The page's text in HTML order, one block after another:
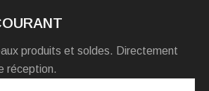
produits et soldes. Directement
réception.